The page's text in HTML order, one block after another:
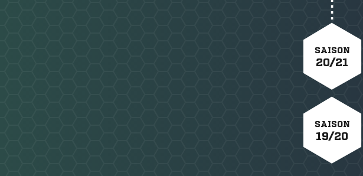
SAISON
20/21
SAISON
19/20